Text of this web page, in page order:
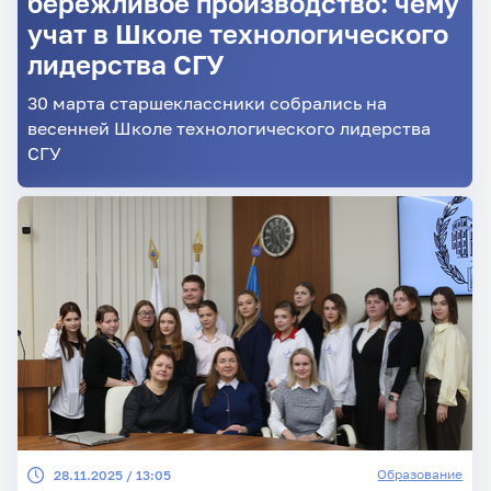
учат в Школе технологического
лидерства СГУ
30 марта старшеклассники собрались на
весенней Школе технологического лидерства
СГУ
28.11.2025 / 13:05 Образование